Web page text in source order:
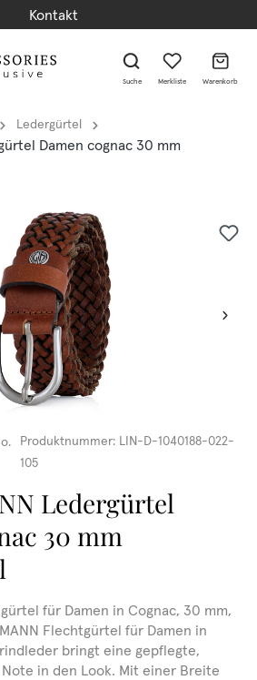
Kontakt
Suche Merkliste Warenkorb
Ledergürtel
Damen cognac 30 mm
Produktnummer: LIN-D-1040188-022-
105
Ledergürtel
30 mm
für Damen in Cognac, 30 mm,
Flechtgürtel für Damen in
bringt eine gepflegte,
in den Look. Mit einer Breite